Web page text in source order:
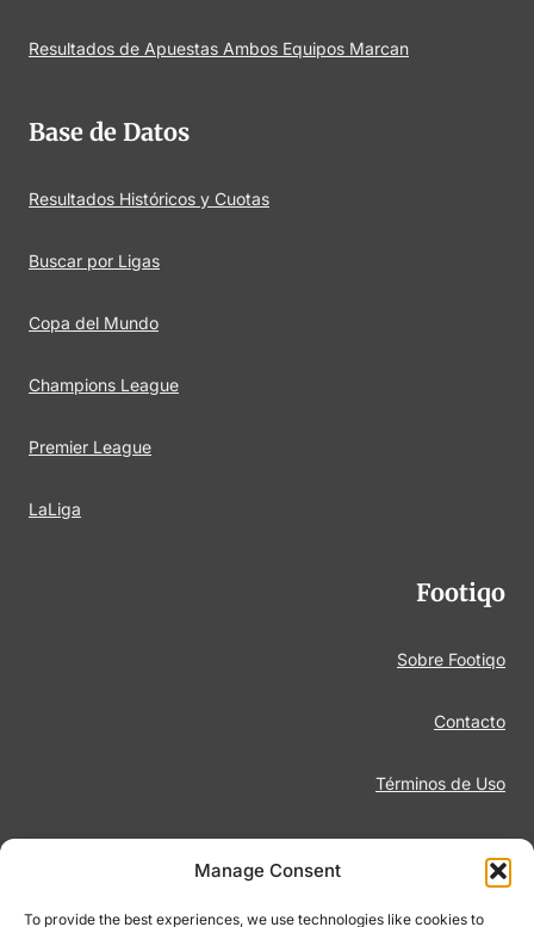
Manage Consent
To provide the best experiences, we use technologies like cookies to
Resultados de Apuestas Ambos Equipos Marcan
Base de Datos
Resultados Históricos y Cuotas
Buscar por Ligas
Copa del Mundo
Champions League
Premier League
LaLiga
Footiqo
Sobre Footiqo
Contacto
Términos de Uso
Aviso Legal